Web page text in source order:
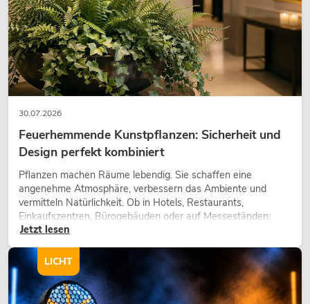
30.07.2026
Feuerhemmende Kunstpflanzen: Sicherheit und
Design perfekt kombiniert
Pflanzen machen Räume lebendig. Sie schaffen eine
angenehme Atmosphäre, verbessern das Ambiente und
vermitteln Natürlichkeit. Ob in Hotels, Restaurants,
Einkaufszentren, Bürogebäuden oder auf Messeständen:
eine hochwertige Begrünung gehört heute längst zum
Jetzt lesen
LICHT